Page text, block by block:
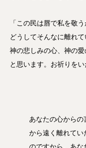
「この民は唇で私を敬
どうしてそんなに離れ
神の悲しみの心、神の
と思います。お祈りをい
あなたの心から
から遠く離れてい